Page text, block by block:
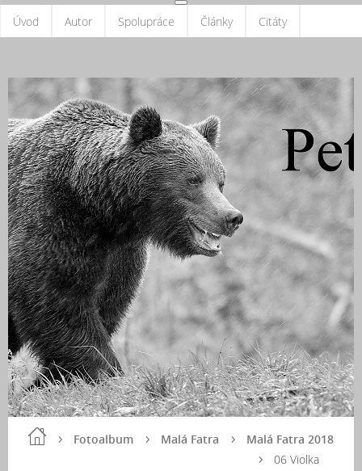
Úvod Autor Spolupráce Články Citáty
Fotoalbum Malá Fatra
Malá Fatra 2018
06 Violka